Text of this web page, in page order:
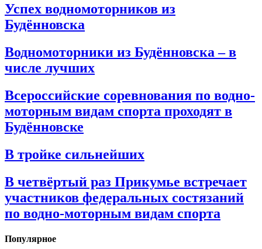
Успех водномоторников из
Будённовска
Водномоторники из Будённовска – в
числе лучших
Всероссийские соревнования по водно-
моторным видам спорта проходят в
Будённовске
В тройке сильнейших
В четвёртый раз Прикумье встречает
участников федеральных состязаний
по водно-моторным видам спорта
Популярное